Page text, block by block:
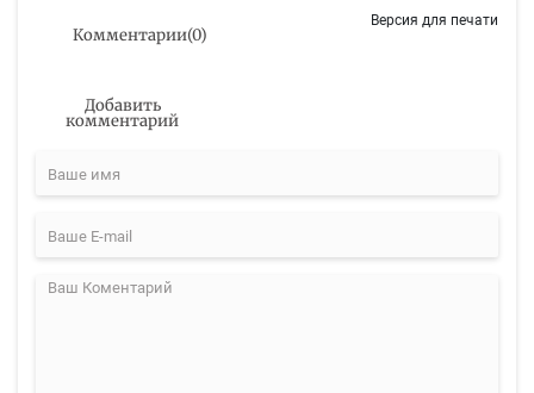
Комментарии(0)
Версия для печати
Добавить
комментарий